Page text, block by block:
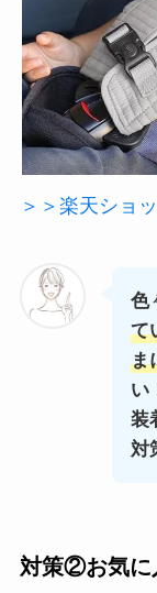
＞＞楽天ショ
色
て
ま
い
装
対
対策②お気に